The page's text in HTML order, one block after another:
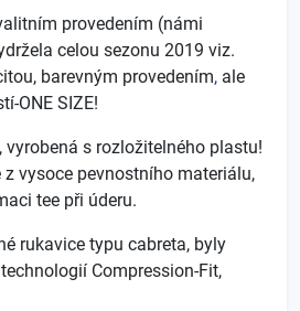
provedením (námi
celou sezonu 2019 viz.
barevným provedením, ale
ONE SIZE!
vyrobená s rozložitelného plastu!
z vysoce pevnostního materiálu,
tee při úderu.
rukavice typu cabreta, byly
Compression-Fit,